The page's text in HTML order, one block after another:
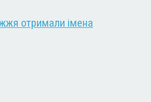
отримали імена